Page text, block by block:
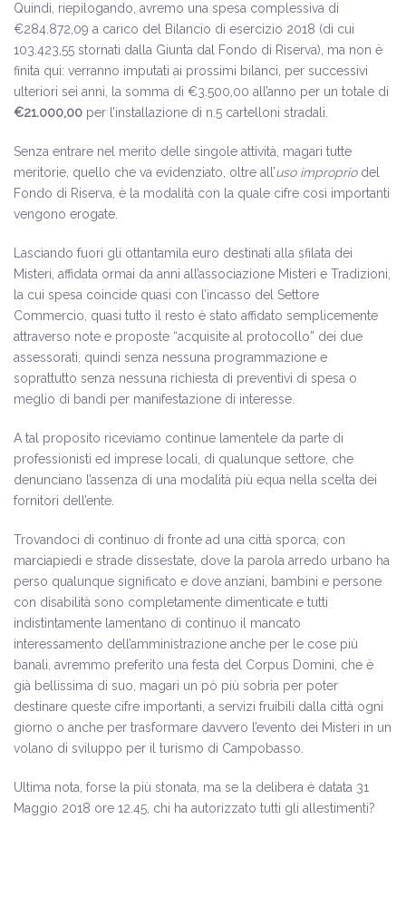
Quindi, riepilogando, avremo una spesa complessiva di
€284.872,09 a carico del Bilancio di esercizio 2018 (di cui
103.423,55 stornati dalla Giunta dal Fondo di Riserva), ma non è
finita qui: verranno imputati ai prossimi bilanci, per successivi
ulteriori sei anni, la somma di €3.500,00 all’anno per un totale di
€21.000,00 per l’installazione di n.5 cartelloni stradali.
Senza entrare nel merito delle singole attività, magari tutte
meritorie, quello che va evidenziato, oltre all’uso impropriodel
Fondo di Riserva, è la modalità con la quale cifre così importanti
vengono erogate.
Lasciando fuori gli ottantamila euro destinati alla sfilata dei
Misteri, affidata ormai da anni all’associazione Misteri e Tradizioni,
la cui spesa coincide quasi con l’incasso del Settore
Commercio, quasi tutto il resto è stato affidato semplicemente
attraverso note e proposte “acquisite al protocollo” dei due
assessorati, quindi senza nessuna programmazione e
soprattutto senza nessuna richiesta di preventivi di spesa o
meglio di bandi per manifestazione di interesse.
A tal proposito riceviamo continue lamentele da parte di
professionisti ed imprese locali, di qualunque settore, che
denunciano l’assenza di una modalità più equa nella scelta dei
fornitori dell’ente.
Trovandoci di continuo di fronte ad una città sporca, con
marciapiedi e strade dissestate, dove la parola arredo urbano ha
perso qualunque significato e dove anziani, bambini e persone
con disabilità sono completamente dimenticate e tutti
indistintamente lamentano di continuo il mancato
interessamento dell’amministrazione anche per le cose più
banali, avremmo preferito una festa del Corpus Domini, che è
già bellissima di suo, magari un pò più sobria per poter
destinare queste cifre importanti, a servizi fruibili dalla città ogni
giorno o anche per trasformare davvero l’evento dei Misteri in un
volano di sviluppo per il turismo di Campobasso.
Ultima nota, forse la più stonata, ma se la delibera è datata 31
Maggio 2018 ore 12.45, chi ha autorizzato tutti gli allestimenti?